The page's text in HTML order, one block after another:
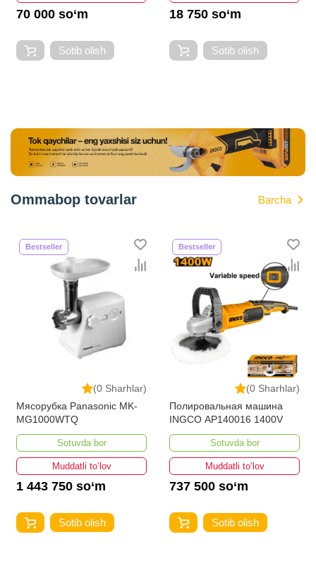
70 000 so‘m
Sotib olish
18 750 so‘m
Sotib olish
Ommabop tovarlar Barcha
(0 Sharhlar)
Bestseller
Мясорубка Panasonic MK-
MG1000WTQ
Sotuvda bor
Muddatli to‘lov
1 443 750 so‘m
Sotib olish
(0 Sharhlar)
Bestseller
Полировальная машина
INGCO AP140016 1400V
Sotuvda bor
Muddatli to‘lov
737 500 so‘m
Sotib olish